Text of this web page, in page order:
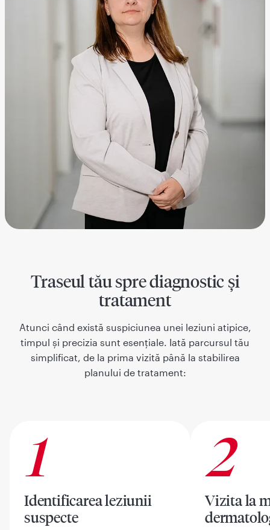
Traseul tău spre diagnostic și
tratament
Atunci când există suspiciunea unei leziuni atipice,
timpul și precizia sunt esențiale. Iată parcursul tău
simplificat, de la prima vizită până la stabilirea
planului de tratament:
1
Identificarea leziunii
suspecte
2
Vizita la